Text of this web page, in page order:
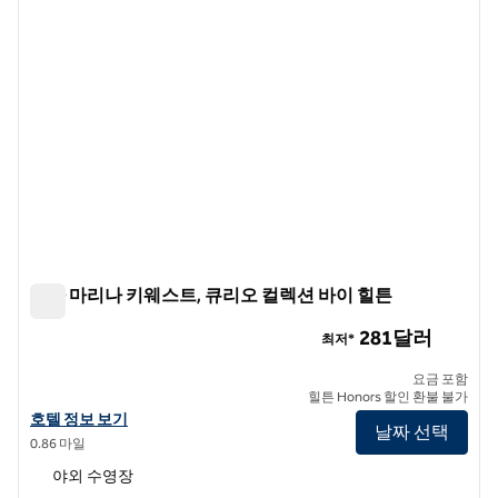
카사 마리나 키웨스트, 큐리오 컬렉션 바이 힐튼
카사 마리나 키 웨스트, 큐리오 컬렉션 바이 힐튼의 호텔 정보 보기
호텔 정보 보기
0.86 마일
최저* 281달러
요금 포함
힐튼 Honors 할인 환불 불가
날짜 선택
야외 수영장